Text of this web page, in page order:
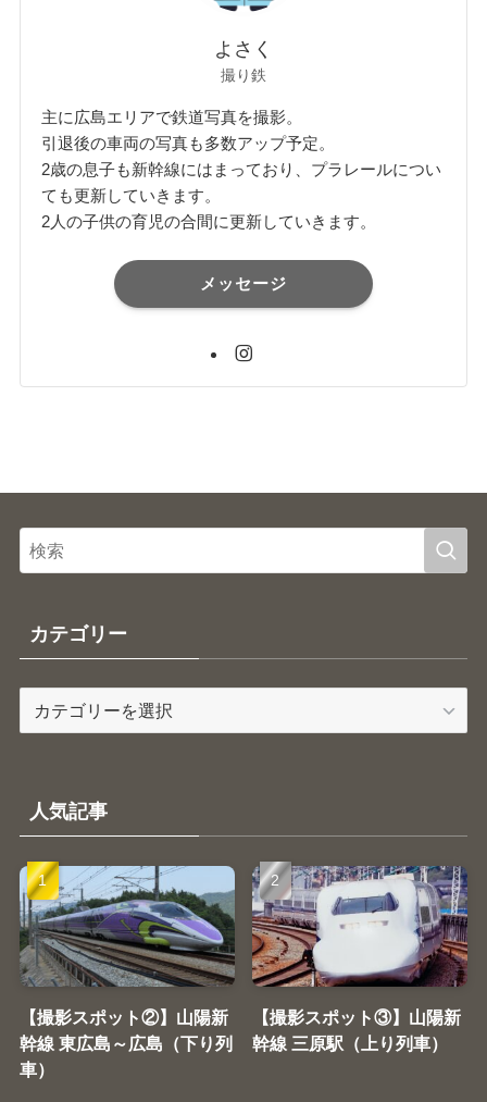
よさく
撮り鉄
主に広島エリアで鉄道写真を撮影。
引退後の車両の写真も多数アップ予定。
2歳の息子も新幹線にはまっており、プラレールについ
ても更新していきます。
2人の子供の育児の合間に更新していきます。
メッセージ
カテゴリー
人気記事
【撮影スポット②】山陽新
幹線 東広島～広島（下り列
車）
【撮影スポット③】山陽新
幹線 三原駅（上り列車）